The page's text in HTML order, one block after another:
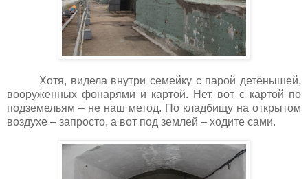
Хотя, видела внутри семейку с парой детёнышей,
вооруженных фонарями и картой. Нет, вот с картой по
подземельям – не наш метод. По кладбищу на открытом
воздухе – запросто, а вот под землей – ходите сами.